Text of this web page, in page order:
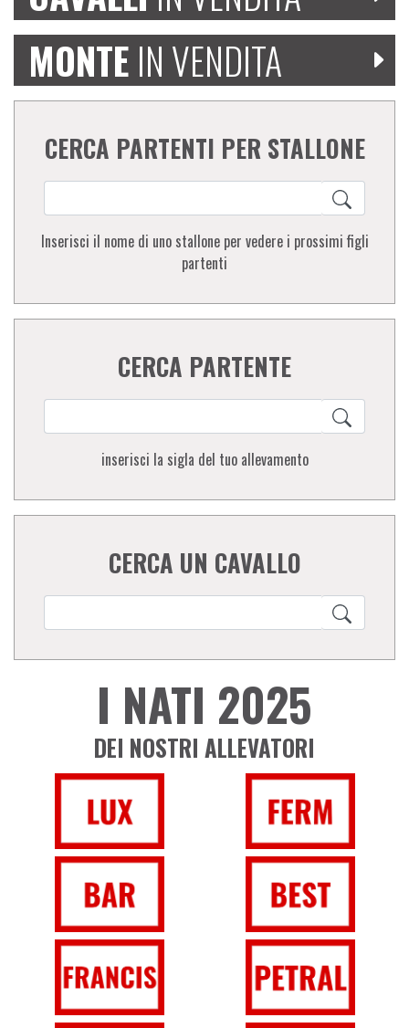
MONTE IN VENDITA
CERCA PARTENTI PER STALLONE
Inserisci il nome di uno stallone per vedere i prossimi figli
partenti
CERCA PARTENTE
inserisci la sigla del tuo allevamento
CERCA UN CAVALLO
I NATI 2025
DEI NOSTRI ALLEVATORI